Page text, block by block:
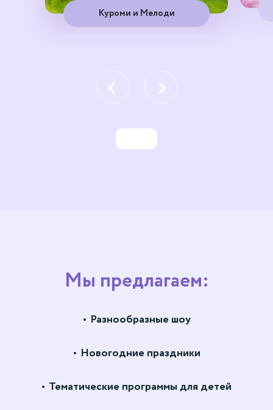
Куроми и Мелоди
Мы предлагаем:
Разнообразные шоу
Новогодние праздники
Тематические программы для детей